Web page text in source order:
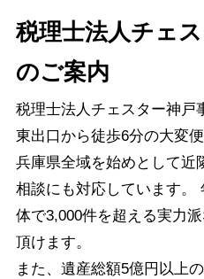
税理士法人チェ
のご案内
税理士法人チェスター神戸
東出口から徒歩6分の大変
兵庫県全域を始めとして近
相談にも対応しています。
体で3,000件を超える実力
頂けます。
また、遺産総額5億円以上